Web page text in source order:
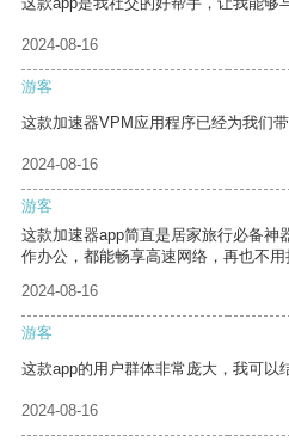
2024-08-16
游客
这款加速器VPM应用程序已经为我们
2024-08-16
游客
这款加速器app简直是居家旅行必备神
作办公，都能畅享高速网络，再也不用
2024-08-16
游客
这款app的用户群体非常庞大，我可以
2024-08-16